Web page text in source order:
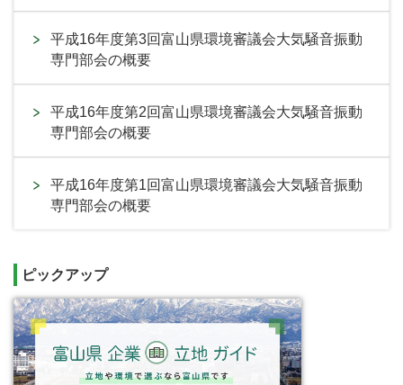
平成16年度第3回富山県環境審議会大気騒音振動
専門部会の概要
平成16年度第2回富山県環境審議会大気騒音振動
専門部会の概要
平成16年度第1回富山県環境審議会大気騒音振動
専門部会の概要
ピックアップ